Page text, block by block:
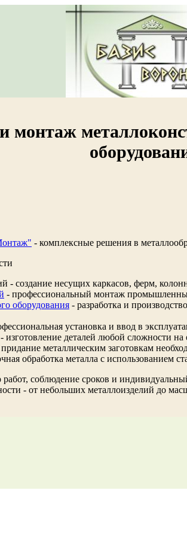
монтаж
- комплексные решения в
- создание несущих каркасов, ферм,
- профессиональный монтаж
оборудования - разработка и
установка и ввод в
- изготовление деталей любой сложности
металлическим заготовкам
обработка металла с использованием
соблюдение сроков и
- от небольших металлоизделий до